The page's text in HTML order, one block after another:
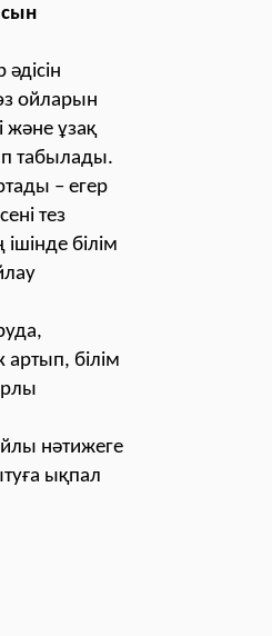
ойларын
және ұзақ
табылады.
– егер
тез
білім
артып, білім
нәтижеге
ықпал